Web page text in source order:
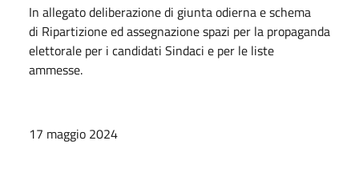
In allegato deliberazione di giunta odierna e schema
di Ripartizione ed assegnazione spazi per la propaganda
elettorale per i candidati Sindaci e per le liste
ammesse.
17 maggio 2024